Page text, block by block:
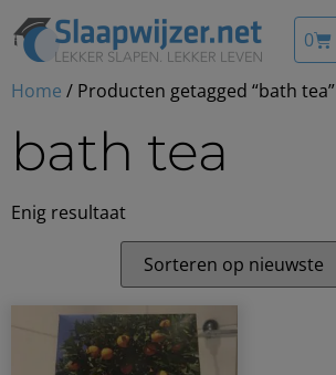
0
Home / Producten getagged “bath tea”
bath tea
Enig resultaat